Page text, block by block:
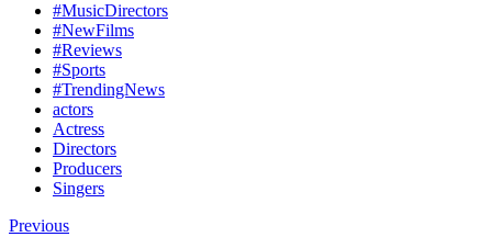
#MusicDirectors
#NewFilms
#Reviews
#Sports
#TrendingNews
actors
Actress
Directors
Producers
Singers
Previous